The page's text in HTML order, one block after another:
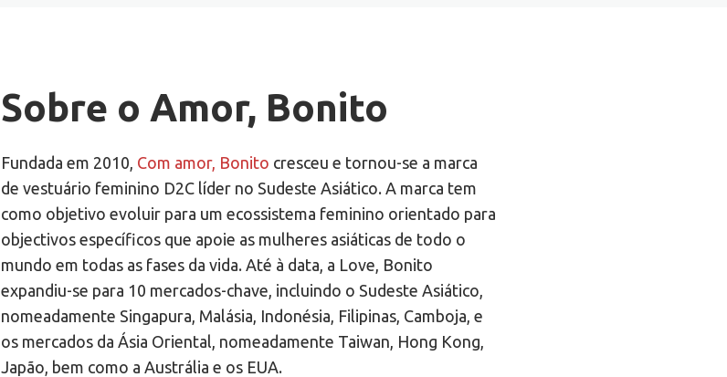
Sobre o Amor, Bonito
Fundada em 2010, Com amor, Bonito cresceu e tornou-se a marca
de vestuário feminino D2C líder no Sudeste Asiático. A marca tem
como objetivo evoluir para um ecossistema feminino orientado para
objectivos específicos que apoie as mulheres asiáticas de todo o
mundo em todas as fases da vida. Até à data, a Love, Bonito
expandiu-se para 10 mercados-chave, incluindo o Sudeste Asiático,
nomeadamente Singapura, Malásia, Indonésia, Filipinas, Camboja, e
os mercados da Ásia Oriental, nomeadamente Taiwan, Hong Kong,
Japão, bem como a Austrália e os EUA.